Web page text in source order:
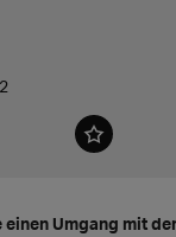
Umgang mit